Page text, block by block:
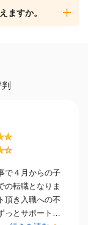
ますか。
★
☆
で４月からの子
の転職となりま
頂き入職への不
とサポートし